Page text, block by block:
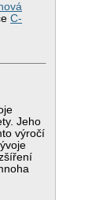
C-
Jeho
výročí